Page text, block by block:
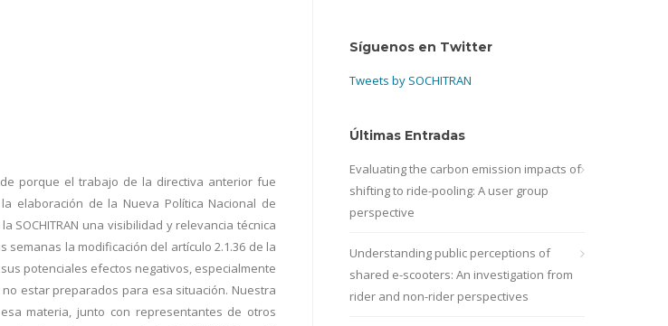
porque el trabajo de la directiva anterior fue
elaboración de la Nueva Política Nacional de
una visibilidad y relevancia técnica
la modificación del artículo 2.1.36 de la
potenciales efectos negativos, especialmente
estar preparados para esa situación. Nuestra
materia, junto con representantes de otros
Síguenos en Twitter
Tweets by SOCHITRAN
Últimas Entradas
Evaluating the carbon emission impacts of
shifting to ride-pooling: A user group
perspective
Understanding public perceptions of
shared e-scooters: An investigation from
rider and non-rider perspectives